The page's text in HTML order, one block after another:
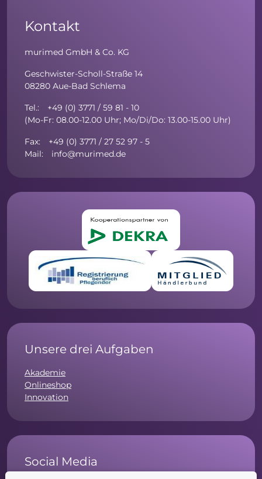
Kontakt
murimed GmbH & Co. KG
Geschwister-Scholl-Straße 14
08280 Aue-Bad Schlema
Tel.: +49 (0) 3771 / 59 81 - 10
(Mo-Fr: 08.00-12.00 Uhr; Mo/Di/Do: 13.00-15.00 Uhr)
Fax: +49 (0) 3771 / 27 52 97 - 5
Mail: info@murimed.de
Unsere drei Aufgaben
Akademie
Onlineshop
Innovation
Social Media